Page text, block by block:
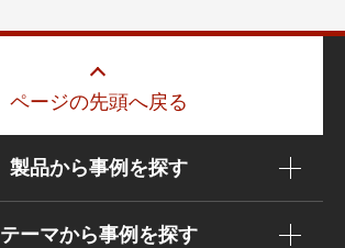
ページの先頭へ戻る
製品から事例を探す
テーマから事例を探す